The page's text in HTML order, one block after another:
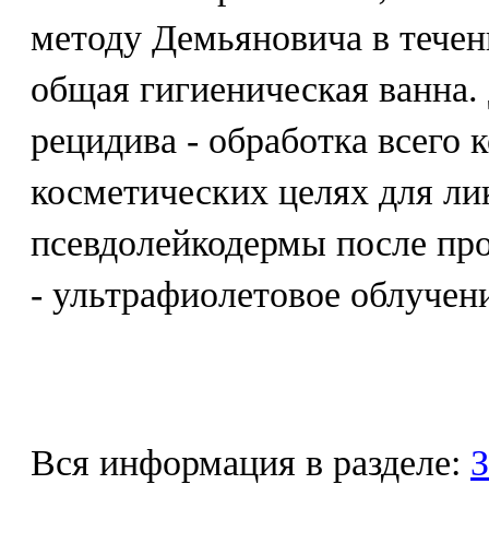
методу Демьяновича в
общая гигиеническая
рецидива - обработка всего
косметических целях для
псевдолейкодермы после
- ультрафиолетовое
Вся информация в разделе: